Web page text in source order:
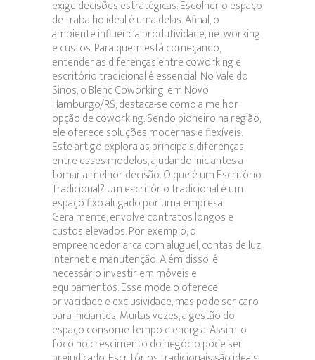
exige decisões estratégicas. Escolher o espaço
de trabalho ideal é uma delas. Afinal, o
ambiente influencia produtividade, networking
e custos. Para quem está começando,
entender as diferenças entre coworking e
escritório tradicional é essencial. No Vale do
Sinos, o Blend Coworking, em Novo
Hamburgo/RS, destaca-se como a melhor
opção de coworking. Sendo pioneiro na região,
ele oferece soluções modernas e flexíveis.
Este artigo explora as principais diferenças
entre esses modelos, ajudando iniciantes a
tomar a melhor decisão. O que é um Escritório
Tradicional? Um escritório tradicional é um
espaço fixo alugado por uma empresa.
Geralmente, envolve contratos longos e
custos elevados. Por exemplo, o
empreendedor arca com aluguel, contas de luz,
internet e manutenção. Além disso, é
necessário investir em móveis e
equipamentos. Esse modelo oferece
privacidade e exclusividade, mas pode ser caro
para iniciantes. Muitas vezes, a gestão do
espaço consome tempo e energia. Assim, o
foco no crescimento do negócio pode ser